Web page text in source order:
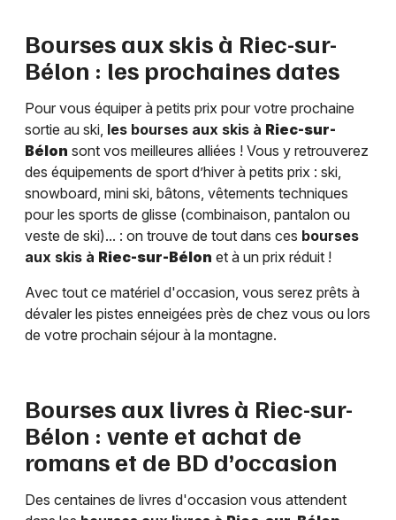
Bourses aux skis à Riec-sur-
Bélon : les prochaines dates
Pour vous équiper à petits prix pour votre prochaine
sortie au ski, les bourses aux skis à Riec-sur-
Bélon sont vos meilleures alliées ! Vous y retrouverez
des équipements de sport d’hiver à petits prix : ski,
snowboard, mini ski, bâtons, vêtements techniques
pour les sports de glisse (combinaison, pantalon ou
veste de ski)... : on trouve de tout dans ces bourses
aux skis à Riec-sur-Bélon et à un prix réduit !
Avec tout ce matériel d'occasion, vous serez prêts à
dévaler les pistes enneigées près de chez vous ou lors
de votre prochain séjour à la montagne.
Bourses aux livres à Riec-sur-
Bélon : vente et achat de
romans et de BD d’occasion
Des centaines de livres d'occasion vous attendent